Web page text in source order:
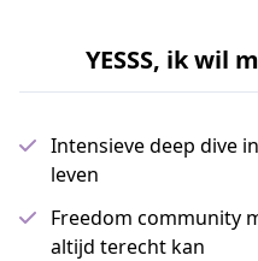
YESSS, ik wil
Intensieve deep dive
leven
Freedom community
altijd terecht kan